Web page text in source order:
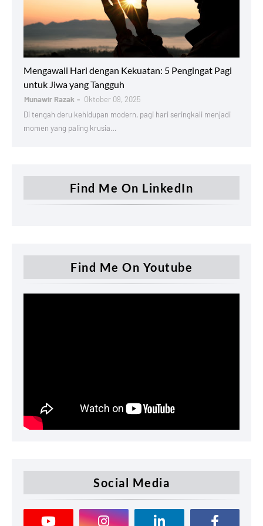
Mengawali Hari dengan Kekuatan: 5 Pengingat Pagi
untuk Jiwa yang Tangguh
Munawir Razak
Oktober 09, 2025
Di tengah deru kehidupan modern, pagi hari seringkali menjadi
momen yang paling krusia…
Find Me On LinkedIn
Find Me On Youtube
Social Media